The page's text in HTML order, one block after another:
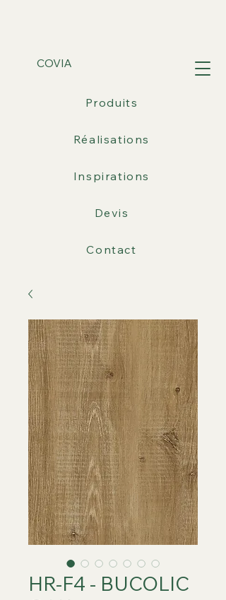
COVIA
Produits
Réalisations
Inspirations
Devis
Contact
HR-F4 - BUCOLIC